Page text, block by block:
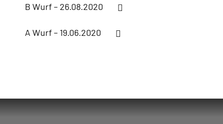
B Wurf – 26.08.2020
A Wurf – 19.06.2020